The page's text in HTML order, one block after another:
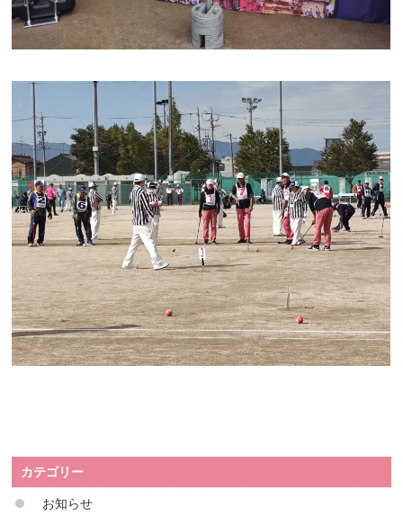
カテゴリー
お知らせ